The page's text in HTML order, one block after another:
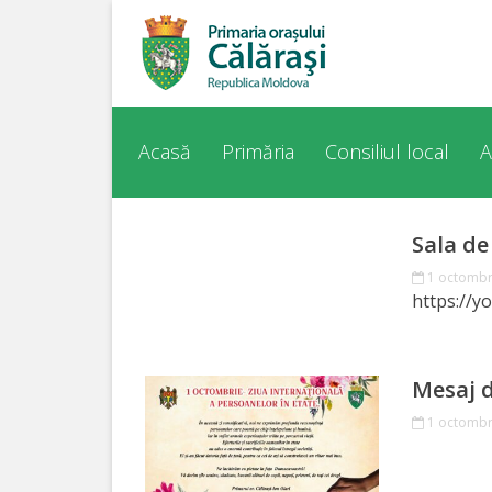
orașul
Personalități
Regulamente
Acasă Primăria Consiliul local
Sala
1
https://
Mesaj
1